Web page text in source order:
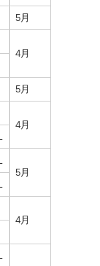
5月
4月
5月
4月
5月
4月